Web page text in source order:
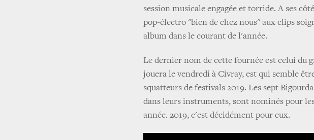
session musicale engagée et torride. A ses
pop-électro "bien de chez nous" aux clips
album dans le courant de l'année.
Le dernier nom de cette fournée est celui du
jouera le vendredi à Civray, est qui semble
squatteurs de festivals 2019. Les sept
dans leurs instruments, sont nominés pour
année. 2019, c'est décidément pour eux.